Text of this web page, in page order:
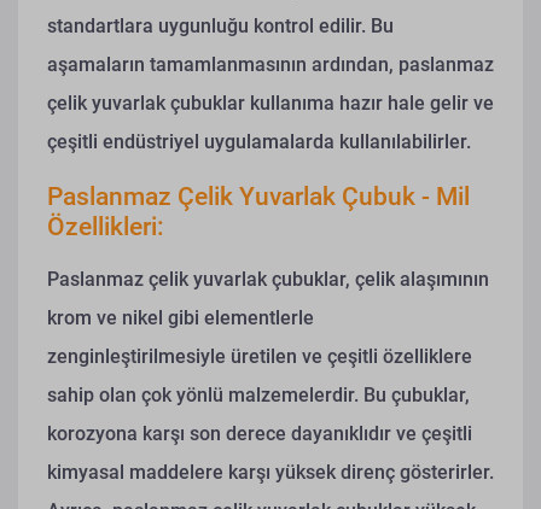
standartlara uygunluğu kontrol edilir. Bu
aşamaların tamamlanmasının ardından, paslanmaz
çelik yuvarlak çubuklar kullanıma hazır hale gelir ve
çeşitli endüstriyel uygulamalarda kullanılabilirler.
Paslanmaz Çelik Yuvarlak Çubuk - Mil
Özellikleri:
Paslanmaz çelik yuvarlak çubuklar, çelik alaşımının
krom ve nikel gibi elementlerle
zenginleştirilmesiyle üretilen ve çeşitli özelliklere
sahip olan çok yönlü malzemelerdir. Bu çubuklar,
korozyona karşı son derece dayanıklıdır ve çeşitli
kimyasal maddelere karşı yüksek direnç gösterirler.